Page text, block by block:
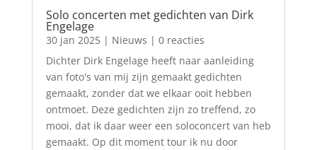
Solo concerten met gedichten van Dirk
Engelage
30 jan 2025| Nieuws | 0 reacties
Dichter Dirk Engelage heeft naar aanleiding
van foto's van mij zijn gemaakt gedichten
gemaakt, zonder dat we elkaar ooit hebben
ontmoet. Deze gedichten zijn zo treffend, zo
mooi, dat ik daar weer een soloconcert van heb
gemaakt. Op dit moment tour ik nu door